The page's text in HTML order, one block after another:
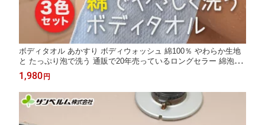
ボディタオル あかすり ボディウォッシュ 綿100％ やわらか生地
と たっぷり泡で洗う 通販で20年売っているロングセラー 綿泡立
ちボディタオル 3枚組 20×100cm サンベルム
1,980 円